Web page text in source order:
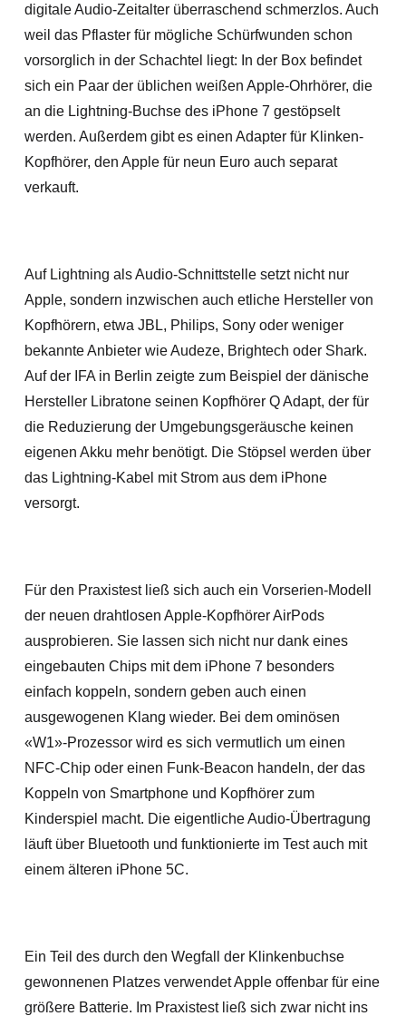
digitale Audio-Zeitalter überraschend schmerzlos. Auch
weil das Pflaster für mögliche Schürfwunden schon
vorsorglich in der Schachtel liegt: In der Box befindet
sich ein Paar der üblichen weißen Apple-Ohrhörer, die
an die Lightning-Buchse des iPhone 7 gestöpselt
werden. Außerdem gibt es einen Adapter für Klinken-
Kopfhörer, den Apple für neun Euro auch separat
verkauft.
Auf Lightning als Audio-Schnittstelle setzt nicht nur
Apple, sondern inzwischen auch etliche Hersteller von
Kopfhörern, etwa JBL, Philips, Sony oder weniger
bekannte Anbieter wie Audeze, Brightech oder Shark.
Auf der IFA in Berlin zeigte zum Beispiel der dänische
Hersteller Libratone seinen Kopfhörer Q Adapt, der für
die Reduzierung der Umgebungsgeräusche keinen
eigenen Akku mehr benötigt. Die Stöpsel werden über
das Lightning-Kabel mit Strom aus dem iPhone
versorgt.
Für den Praxistest ließ sich auch ein Vorserien-Modell
der neuen drahtlosen Apple-Kopfhörer AirPods
ausprobieren. Sie lassen sich nicht nur dank eines
eingebauten Chips mit dem iPhone 7 besonders
einfach koppeln, sondern geben auch einen
ausgewogenen Klang wieder. Bei dem ominösen
«W1»-Prozessor wird es sich vermutlich um einen
NFC-Chip oder einen Funk-Beacon handeln, der das
Koppeln von Smartphone und Kopfhörer zum
Kinderspiel macht. Die eigentliche Audio-Übertragung
läuft über Bluetooth und funktionierte im Test auch mit
einem älteren iPhone 5C.
Ein Teil des durch den Wegfall der Klinkenbuchse
gewonnenen Platzes verwendet Apple offenbar für eine
größere Batterie. Im Praxistest ließ sich zwar nicht ins